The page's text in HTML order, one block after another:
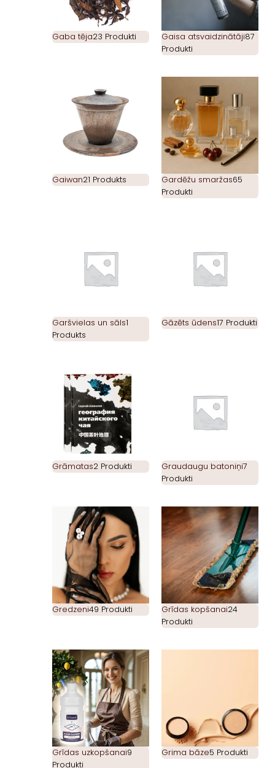
Gaba tēja23 Produkti Gaisa atsvaidzinātāji87
Produkti
Gaiwan21 Produkts Gardēžu smaržas65
Produkti
Garšvielas un sāls1
Produkts
Gāzēts ūdens17 Produkti
Grāmatas2 Produkti Graudaugu batoniņi7
Produkti
Gredzeni49 Produkti Grīdas kopšanai24
Produkti
Grīdas uzkopšanai9
Produkti
Grima bāze5 Produkti